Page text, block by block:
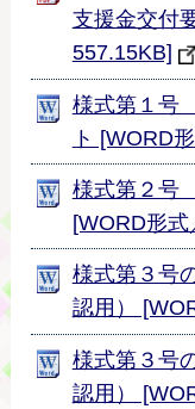
支援金交付
557.15KB]
様式第１号
ト [WORD
様式第２号
[WORD形式
様式第３号
認用）
様式第３号
認用）